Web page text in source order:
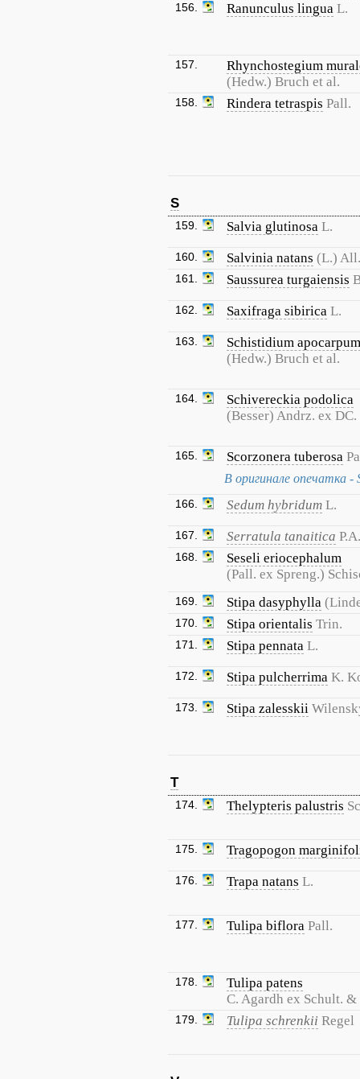
156. Ranunculus lingua L.
157.
Rhynchostegium
(Hedw.) Bruch et al.
158. Rindera tetraspis Pall.
S
159. Salvia glutinosa L.
160. Salvinia natans (L.) All.
161. Saussurea turgaiensis
162. Saxifraga sibirica L.
163.
Schistidium apocarpum
(Hedw.) Bruch et al.
164.
Schivereckia podolica
(Besser) Andrz. ex DC.
165. Scorzonera tuberosa
В оригинале опечатка -
166. Sedum hybridum L.
167. Serratula tanaitica
168.
Seseli eriocephalum
(Pall. ex Spreng.)
169. Stipa dasyphylla
170. Stipa orientalis Trin.
171. Stipa pennata L.
172. Stipa pulcherrima K.
173. Stipa zalesskii
T
174. Thelypteris palustris
175. Tragopogon
176. Trapa natans L.
177. Tulipa biflora Pall.
178.
Tulipa patens
C. Agardh ex Schult.
179. Tulipa schrenkii Regel